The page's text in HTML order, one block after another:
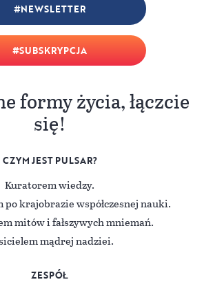
SUBSKRYPCJA
NEWSLETTER
formy życia, łączcie
się!
CZYM JEST PULSAR?
Kuratorem wiedzy.
krajobrazie współczesnej nauki.
mitów i fałszywych mniemań.
mądrej nadziei.
ZESPÓŁ